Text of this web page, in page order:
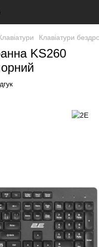
Клавіатури
KS260